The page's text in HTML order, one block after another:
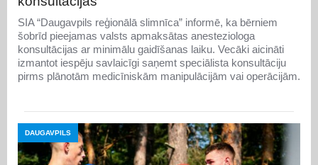
SIA “Daugavpils reģionālā slimnīca” informē, ka bērniem
šobrīd pieejamas valsts apmaksātas anesteziologa
konsultācijas ar minimālu gaidīšanas laiku. Vecāki aicināti
izmantot iespēju savlaicīgi saņemt speciālista konsultāciju
pirms plānotām medicīniskām manipulācijām vai operācijām.
DAUGAVPILS